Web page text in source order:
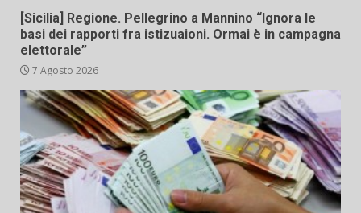
[Sicilia] Regione. Pellegrino a Mannino “Ignora le
basi dei rapporti fra istizuaioni. Ormai è in campagna
elettorale”
7 Agosto 2026